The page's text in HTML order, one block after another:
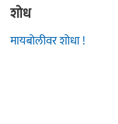
शोध
मायबोलीवर शोधा !